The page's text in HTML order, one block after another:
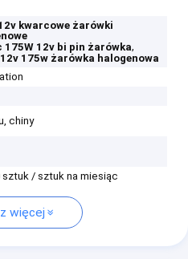
kwarcowe żarówki
175W 12v bi pin żarówka,
175w żarówka halogenowa
chiny
sztuk / sztuk na miesiąc
więcej